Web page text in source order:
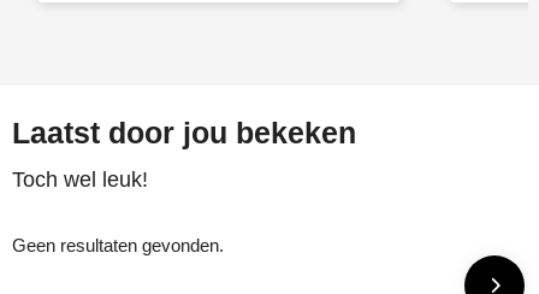
Laatst door jou bekeken
Toch wel leuk!
Geen resultaten gevonden.